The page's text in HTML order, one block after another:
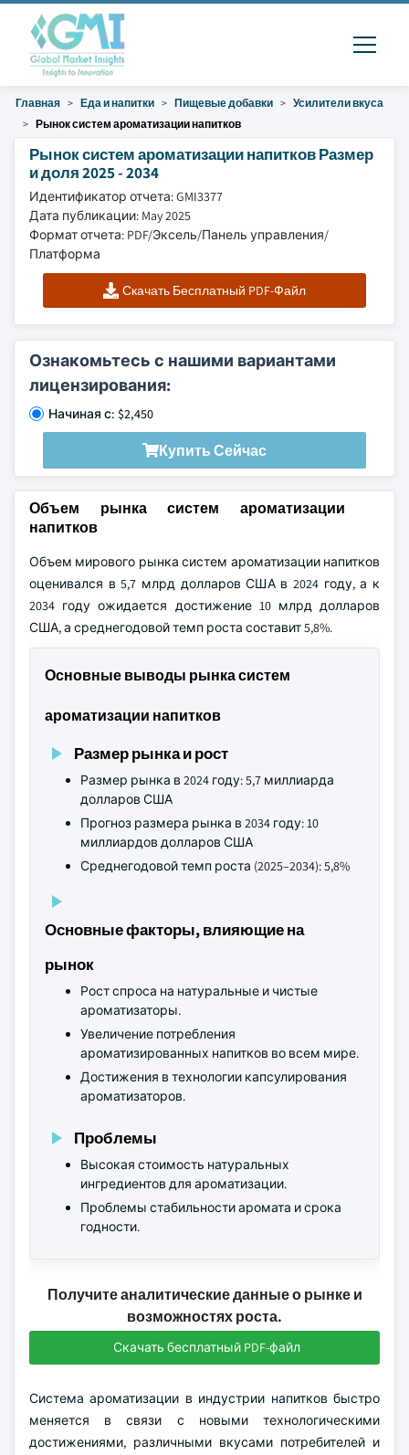
Главная Еда и напитки Пищевые добавки
Усилители вкуса
Рынок систем ароматизации напитков
Рынок систем ароматизации напитков Размер
и доля 2025 - 2034
Идентификатор отчета: GMI3377
Дата публикации: May 2025
Формат отчета: PDF/Эксель/Панель управления/
Платформа
Скачать Бесплатный PDF-Файл
Ознакомьтесь с нашими вариантами
лицензирования:
Начиная с: $2,450
Купить Сейчас
Объем рынка систем ароматизации
напитков
Объем мирового рынка систем ароматизации напитков
оценивался в 5,7 млрд долларов США в 2024 году, а к
2034 году ожидается достижение 10 млрд долларов
США, а среднегодовой темп роста составит 5,8%.
Основные выводы рынка систем
ароматизации напитков
Размер рынка и рост
Размер рынка в 2024 году: 5,7 миллиарда
долларов США
Прогноз размера рынка в 2034 году: 10
миллиардов долларов США
Среднегодовой темп роста (2025–2034): 5,8%
Основные факторы, влияющие на
рынок
Рост спроса на натуральные и чистые
ароматизаторы.
Увеличение потребления
ароматизированных напитков во всем мире.
Достижения в технологии капсулирования
ароматизаторов.
Проблемы
Высокая стоимость натуральных
ингредиентов для ароматизации.
Проблемы стабильности аромата и срока
годности.
Получите аналитические данные о рынке и
возможностях роста.
Скачать бесплатный PDF-файл
Система ароматизации в индустрии напитков быстро
меняется в связи с новыми технологическими
достижениями, различными вкусами потребителей и